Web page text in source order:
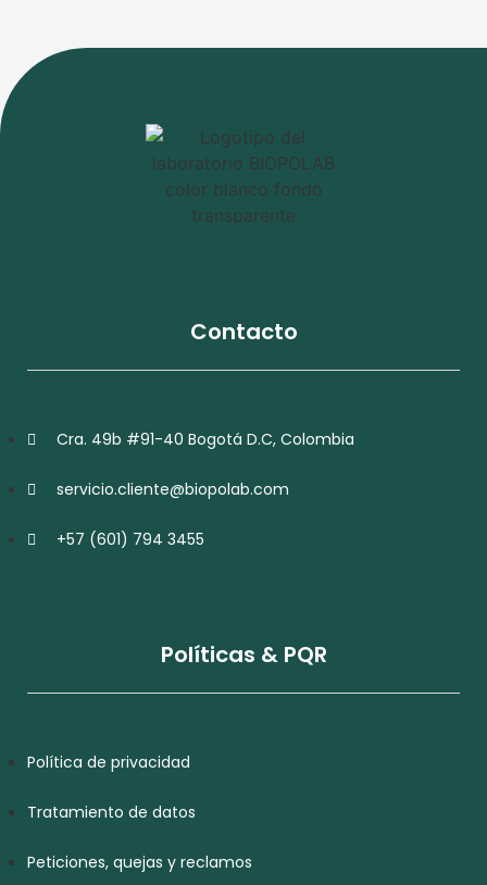
Contacto
Cra. 49b #91-40 Bogotá D.C, Colombia
servicio.cliente@biopolab.com
+57 (601) 794 3455
Políticas & PQR
Política de privacidad
Tratamiento de datos
Peticiones, quejas y reclamos